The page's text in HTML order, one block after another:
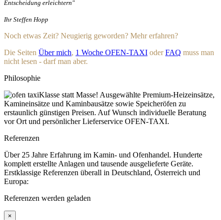
Entscheidung erleichtern"
Ihr Steffen Hopp
Noch etwas Zeit? Neugierig geworden? Mehr erfahren?
Die Seiten Über mich, 1 Woche OFEN-TAXI oderFAQ muss man
nicht lesen - darf man aber.
Philosophie
Klasse statt Masse! Ausgewählte Premium-Heizeinsätze,
Kamineinsätze und Kaminbausätze sowie Speicheröfen zu
erstaunlich günstigen Preisen. Auf Wunsch individuelle Beratung
vor Ort und persönlicher Lieferservice OFEN-TAXI.
Referenzen
Über 25 Jahre Erfahrung im Kamin- und Ofenhandel. Hunderte
komplett erstellte Anlagen und tausende ausgelieferte Geräte.
Erstklassige Referenzen überall in Deutschland, Österreich und
Europa:
Referenzen werden geladen
×